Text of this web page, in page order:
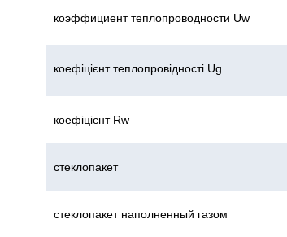
коэффициент теплопроводности Uw
коефіцієнт теплопровідності Ug
коефіцієнт Rw
стеклопакет
стеклопакет наполненный газом